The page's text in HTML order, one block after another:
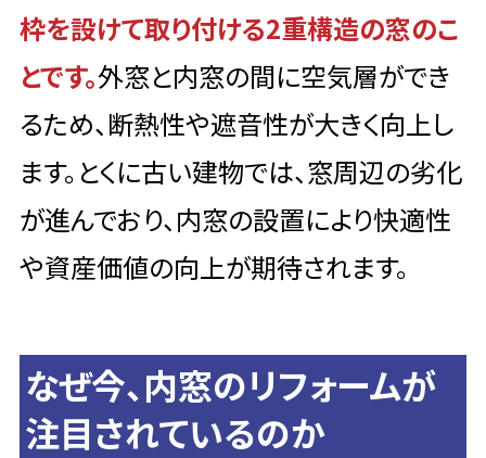
枠を設けて取り付ける2重構造の窓のこ
とです。外窓と内窓の間に空気層ができ
るため、断熱性や遮音性が大きく向上し
ます。とくに古い建物では、窓周辺の劣化
が進んでおり、内窓の設置により快適性
や資産価値の向上が期待されます。
なぜ今、内窓のリフォームが
注目されているのか